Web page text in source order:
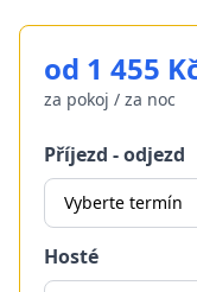
od 1 455
za pokoj / za noc
Příjezd - odjezd
Vyberte termín
Hosté